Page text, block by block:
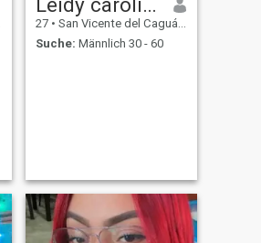
27 • San Vicente del Caguán, Caquetá, Kolumbien
Suche: Männlich 30 - 60